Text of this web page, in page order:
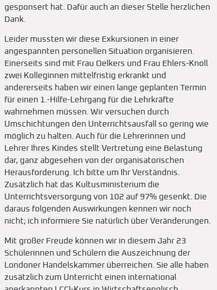
gesponsert hat. Dafür auch an dieser Stelle herzlichen
Dank.
Leider mussten wir diese Exkursionen in einer
angespannten personellen Situation organisieren.
Einerseits sind mit Frau Oelkers und Frau Ehlers-Knoll
zwei Kolleginnen mittelfristig erkrankt und
andererseits haben wir einen lange geplanten Termin
für einen 1.-Hilfe-Lehrgang für die Lehrkräfte
wahrnehmen müssen. Wir versuchen durch
Umschichtungen den Unterrichtsausfall so gering wie
möglich zu halten. Auch für die Lehrerinnen und
Lehrer Ihres Kindes stellt Vertretung eine Belastung
dar, ganz abgesehen von der organisatorischen
Herausforderung. Ich bitte um Ihr Verständnis.
Zusätzlich hat das Kultusministerium die
Unterrichtsversorgung von 102 auf 97% gesenkt. Die
daraus folgenden Auswirkungen kennen wir noch
nicht; ich informiere Sie natürlich über Veränderungen.
Mit großer Freude können wir in diesem Jahr 23
Schülerinnen und Schülern die Auszeichnung der
Londoner Handelskammer überreichen. Sie alle haben
zusätzlich zum Unterricht einen international